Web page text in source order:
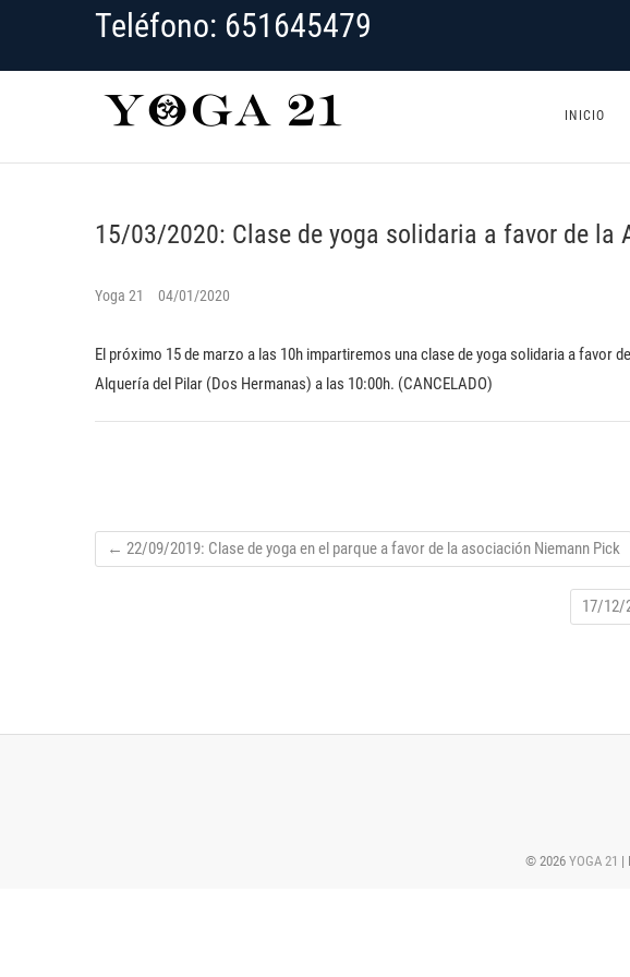
contenido
Teléfono: 651645479
CLASES DE YOGA EN DOS HERMANAS
INICIO
15/03/2020: Clase de yoga solidaria a favor de la
Yoga 21 04/01/2020
El próximo 15 de marzo a las 10h impartiremos una clase de yoga solidaria a favor
Alquería del Pilar (Dos Hermanas) a las 10:00h. (CANCELADO)
← 22/09/2019: Clase de yoga en el parque a favor de la asociación Niemann Pick
17/12/
© 2026 YOGA 21 |